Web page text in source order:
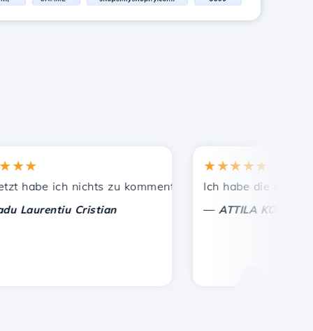
empfohlen.
Unterstützung!
ich nichts zu kommentieren, nur um zu schätzen.
Cristian
★★★★★
Ich habe die richtige
ATTILA KOLES